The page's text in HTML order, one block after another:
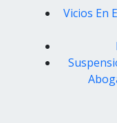
Vicios En